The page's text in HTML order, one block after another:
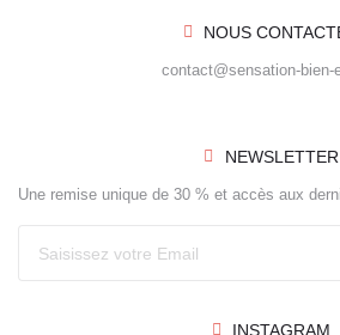
NOUS
contact@sensation-bien-
NEWSLETTER
Une remise unique de 30 % et accès aux
INSTAGRAM